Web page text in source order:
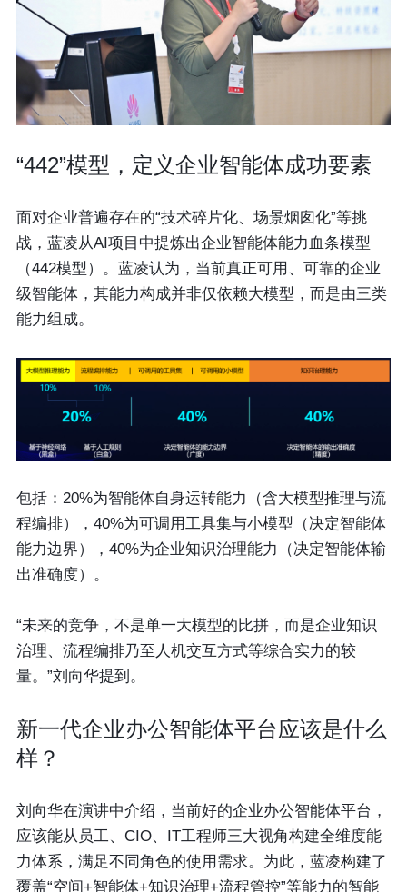
“442”模型，定义企业智能体成功要素
面对企业普遍存在的“技术碎片化、场景烟囱化”等挑
战，蓝凌从AI项目中提炼出企业智能体能力血条模型
（442模型）。蓝凌认为，当前真正可用、可靠的企业
级智能体，其能力构成并非仅依赖大模型，而是由三类
能力组成。
包括：20%为智能体自身运转能力（含大模型推理与流
程编排），40%为可调用工具集与小模型（决定智能体
能力边界），40%为企业知识治理能力（决定智能体输
出准确度）。
“未来的竞争，不是单一大模型的比拼，而是企业知识
治理、流程编排乃至人机交互方式等综合实力的较
量。”刘向华提到。
新一代企业办公智能体平台应该是什么
样？
刘向华在演讲中介绍，当前好的企业办公智能体平台，
应该能从员工、CIO、IT工程师三大视角构建全维度能
力体系，满足不同角色的使用需求。为此，蓝凌构建了
覆盖“空间+智能体+知识治理+流程管控”等能力的智能